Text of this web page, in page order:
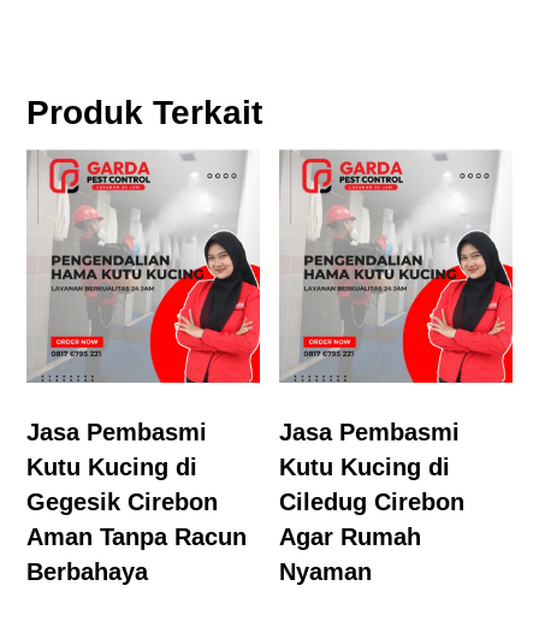
Produk Terkait
Jasa Pembasmi
Kutu Kucing di
Gegesik Cirebon
Aman Tanpa Racun
Berbahaya
Jasa Pembasmi
Kutu Kucing di
Ciledug Cirebon
Agar Rumah
Nyaman